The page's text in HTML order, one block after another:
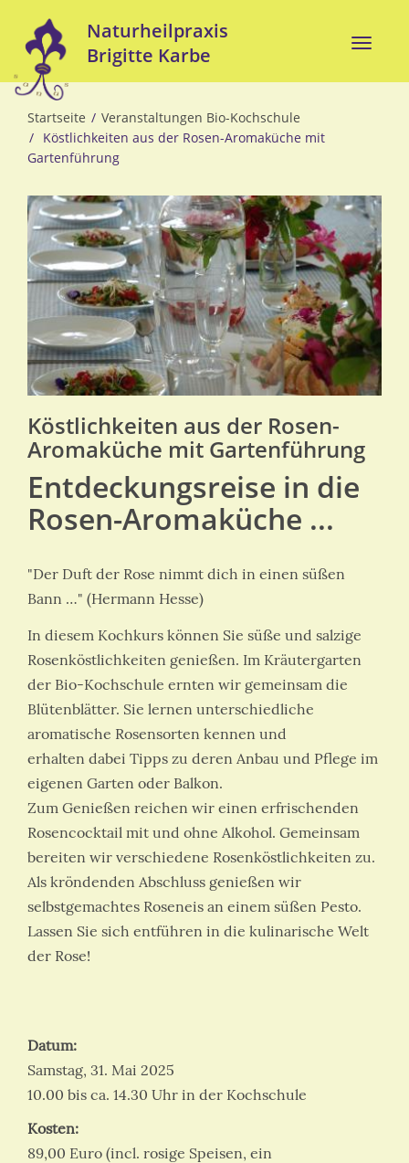
zum
Inhalt
Naturheilpraxis
Brigitte Karbe
Toggle
Startseite
Veranstaltungen Bio-Kochschule
Köstlichkeiten aus der Rosen-Aromaküche mit
Gartenführung
Köstlichkeiten aus der Rosen-
Aromaküche mit Gartenführung
Entdeckungsreise in die
Rosen-Aromaküche ...
"Der Duft der Rose nimmt dich in einen süßen
Bann …" (Hermann Hesse)
In diesem Kochkurs können Sie süße und salzige
Rosenköstlichkeiten genießen. Im Kräutergarten
der Bio-Kochschule ernten wir gemeinsam die
Blütenblätter. Sie lernen unterschiedliche
aromatische Rosensorten kennen und
erhalten dabei Tipps zu deren Anbau und Pflege im
eigenen Garten oder Balkon.
Zum Genießen reichen wir einen erfrischenden
Rosencocktail mit und ohne Alkohol. Gemeinsam
bereiten wir verschiedene Rosenköstlichkeiten zu.
Als kröndenden Abschluss genießen wir
selbstgemachtes Roseneis an einem süßen Pesto.
Lassen Sie sich entführen in die kulinarische Welt
der Rose!
Datum:
Samstag, 31. Mai 2025
10.00 bis ca. 14.30 Uhr in der Kochschule
Kosten:
89,00 Euro (incl. rosige Speisen, ein